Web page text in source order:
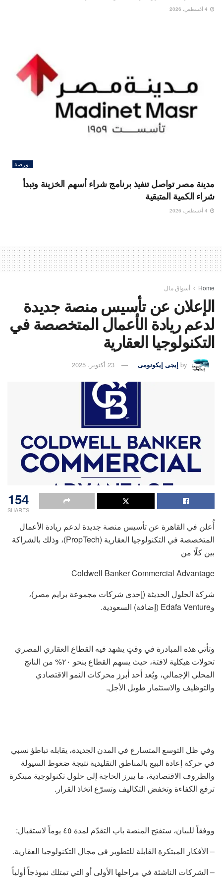
بورصة
مدينة مصر تواصل تنفيذ برنامج شراء أسهم الخزينة وتبدأ
شراء الكمية المتبقية
Home أسواق مال
الإعلان عن تأسيس منصة جديدة
لدعم ريادة الأعمال المتخصصة في
التكنولوجيا العقارية
by إيجى إيكونومى 23 أكتوبر، 2025
154
SHARES
أُعلن في القاهرة عن تأسيس منصة جديدة لدعم ريادة الأعمال
المتخصصة في التكنولوجيا العقارية (PropTech)، وذلك بالشراكة
بين كلًا من
Coldwell Banker Commercial Advantage
شركة الحلول الحديثة (إحدى شركات مجموعة برايم مصر)،
وEdafa Venture (إضافة) السعودية.
وتأتي هذه المبادرة في وقتٍ يشهد فيه القطاع العقاري المصري
تحولات هيكلية لافتة، حيث يسهم القطاع بنحو ٢٠% من الناتج
المحلي الإجمالي، ويُعد أحد أبرز محركات النمو الاقتصادي
والتوظيف والاستثمار طويل الأجل.
وفي ظل التوسع المتسارع في المدن الجديدة، يقابله تباطؤ نسبي
في حركة إعادة البيع بالمناطق التقليدية نتيجة ضغوط السيولة
والظروف الاقتصادية، ما يبرز الحاجة إلى حلول تكنولوجية مبتكرة
ترفع الكفاءة وتخفض التكاليف وتسرّع اتخاذ القرار.
ووفقاً للبيان، ستفتح المنصة باب التقدّم لمدة ٤٥ يوماً لاستقبال:
– الأفكار المبتكرة القابلة للتطوير في مجال التكنولوجيا العقارية.
– الشركات الناشئة في مراحلها الأولى أو التي تمتلك نموذجاً أولياً